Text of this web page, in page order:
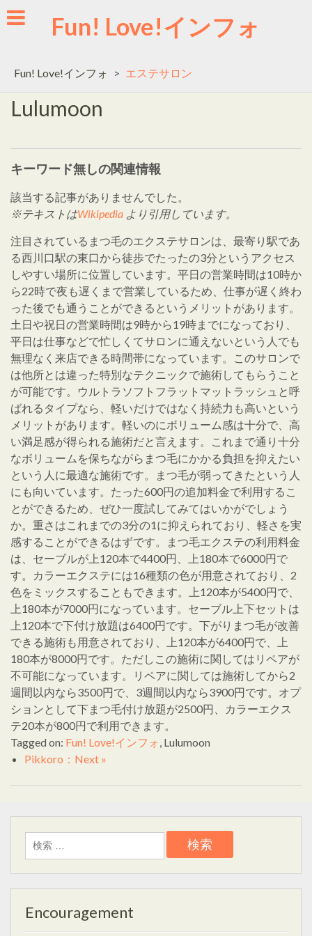
Skip
to
Fun! Love!インフォ
Fun! Love!インフォ > エステサロン
Lulumoon
キーワード無しの関連情報
該当する記事がありませんでした。
※テキストはWikipedia より引用しています。
注目されているまつ毛のエクステサロンは、最寄り駅であ
る西川口駅の東口から徒歩でたったの3分というアクセス
しやすい場所に位置しています。平日の営業時間は10時か
ら22時で夜も遅くまで営業しているため、仕事が遅く終わ
った後でも通うことができるというメリットがあります。
土日や祝日の営業時間は9時から19時までになっており、
平日は仕事などで忙しくてサロンに通えないという人でも
無理なく来店できる時間帯になっています。このサロンで
は他所とは違った特別なテクニックで施術してもらうこと
が可能です。ウルトラソフトフラットマットラッシュと呼
ばれるタイプなら、軽いだけではなく持続力も高いという
メリットがあります。軽いのにボリューム感は十分で、高
い満足感が得られる施術だと言えます。これまで通り十分
なボリュームを保ちながらまつ毛にかかる負担を抑えたい
という人に最適な施術です。まつ毛が弱ってきたという人
にも向いています。たった600円の追加料金で利用するこ
とができるため、ぜひ一度試してみてはいかがでしょう
か。重さはこれまでの3分の1に抑えられており、軽さを実
感することができるはずです。まつ毛エクステの利用料金
は、セーブルが上120本で4400円、上180本で6000円で
す。カラーエクステには16種類の色が用意されており、2
色をミックスすることもできます。上120本が5400円で、
上180本が7000円になっています。セーブル上下セットは
上120本で下付け放題は6400円です。下がりまつ毛が改善
できる施術も用意されており、上120本が6400円で、上
180本が8000円です。ただしこの施術に関してはリペアが
不可能になっています。リペアに関しては施術してから2
週間以内なら3500円で、3週間以内なら3900円です。オプ
ションとして下まつ毛付け放題が2500円、カラーエクス
テ20本が800円で利用できます。
Tagged on: Fun! Love!インフォ , Lulumoon
Pikkoro：Next »
検
索:
Encouragement